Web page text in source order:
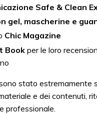
Safe & Clean
gel, mascherine e
Chic Magazine
Book per le loro
stato estremamente
e dei contenuti,
professionale.